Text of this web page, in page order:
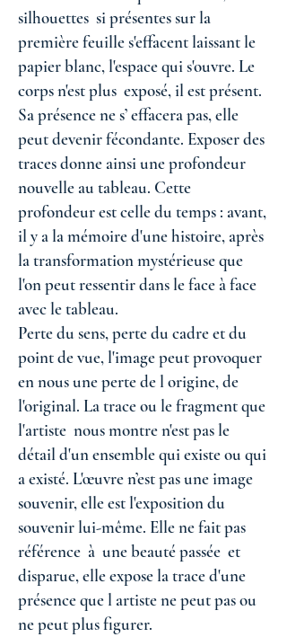
silhouettes si présentes sur la
première feuille s'effacent laissant le
papier blanc, l'espace qui s'ouvre. Le
corps n'est plus exposé, il est présent.
Sa présence ne s’ effacera pas, elle
peut devenir fécondante. Exposer des
traces donne ainsi une profondeur
nouvelle au tableau. Cette
profondeur est celle du temps : avant,
il y a la mémoire d'une histoire, après
la transformation mystérieuse que
l'on peut ressentir dans le face à face
avec le tableau.
Perte du sens, perte du cadre et du
point de vue, l'image peut provoquer
en nous une perte de l origine, de
l'original. La trace ou le fragment que
l'artiste nous montre n'est pas le
détail d'un ensemble qui existe ou qui
a existé. L'œuvre n’est pas une image
souvenir, elle est l'exposition du
souvenir lui-même. Elle ne fait pas
référence à une beauté passée et
disparue, elle expose la trace d'une
présence que l artiste ne peut pas ou
ne peut plus figurer.